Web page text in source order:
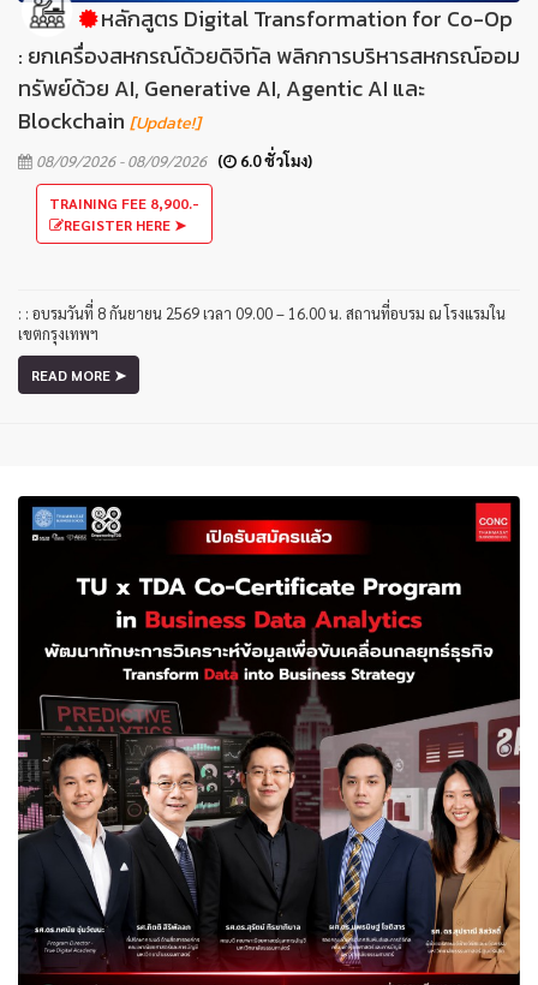
หลักสูตร Digital Transformation for Co-Op
: ยกเครื่องสหกรณ์ด้วยดิจิทัล พลิกการบริหารสหกรณ์ออม
ทรัพย์ด้วย AI, Generative AI, Agentic AI และ
Blockchain [Update!]
08/09/2026 - 08/09/2026 ( 6.0 ชั่วโมง)
TRAINING FEE 8,900.-
REGISTER HERE ➤
: : อบรมวันที่ 8 กันยายน 2569 เวลา 09.00 – 16.00 น. สถานที่อบรม ณ โรงแรมใน
เขตกรุงเทพฯ
READ MORE ➤